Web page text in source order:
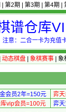
第2期 第3期 第4期
谱仓库
注意：二合一卡为充值
动态棋盘| 象棋赛事| 象
会员2年=150元
弈
vip会员=100元 弈